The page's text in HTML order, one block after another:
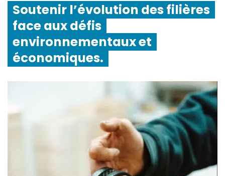
Soutenir l’évolution des filières
face aux défis
environnementaux et
économiques.